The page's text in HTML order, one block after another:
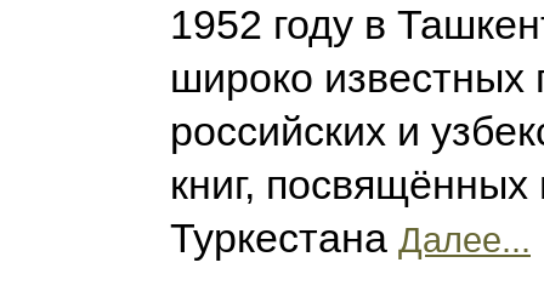
1952 году в
широко известных
российских и
книг, посвящённых
Туркестана Далее...